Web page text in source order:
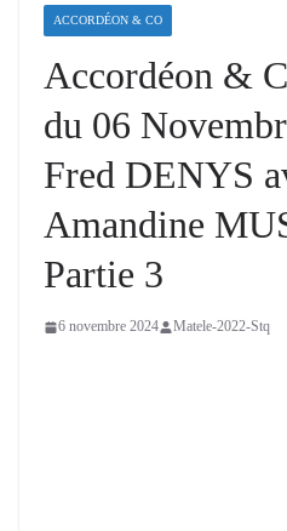
ACCORDÉON & CO
Accordéon &
du 06
Fred DENYS
Amandine
Partie 3
6 novembre 2024 Matele-2022-Stq